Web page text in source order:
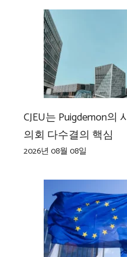
CJEU는 Puigdemon
의회 다수결의 핵심
2026년 08월 08일